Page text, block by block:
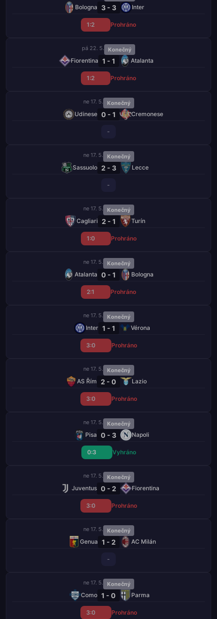
Bologna 3 - 3 Inter
1:2 Prohráno
pá 22. 5. Konečný
Fiorentina 1 - 1 Atalanta
1:2 Prohráno
ne 17. 5. Konečný
Udinese 0 - 1 Cremonese
-
ne 17. 5. Konečný
Sassuolo 2 - 3 Lecce
-
ne 17. 5. Konečný
Cagliari 2 - 1 Turín
1:0 Prohráno
ne 17. 5. Konečný
Atalanta 0 - 1 Bologna
2:1 Prohráno
ne 17. 5. Konečný
Inter 1 - 1 Vérona
3:0 Prohráno
ne 17. 5. Konečný
AS Řím 2 - 0 Lazio
3:0 Prohráno
ne 17. 5. Konečný
Pisa 0 - 3 Napoli
0:3 Vyhráno
ne 17. 5. Konečný
Juventus 0 - 2 Fiorentina
3:0 Prohráno
ne 17. 5. Konečný
Genua 1 - 2 AC Milán
-
ne 17. 5. Konečný
Como 1 - 0 Parma
3:0 Prohráno